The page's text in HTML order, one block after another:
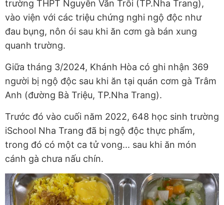
trường THPT Nguyễn Văn Trỗi (TP.Nha Trang),
vào viện với các triệu chứng nghi ngộ độc như
đau bụng, nôn ói sau khi ăn cơm gà bán xung
quanh trường.
Giữa tháng 3/2024, Khánh Hòa có ghi nhận 369
người bị ngộ độc sau khi ăn tại quán cơm gà Trâm
Anh (đường Bà Triệu, TP.Nha Trang).
Trước đó vào cuối năm 2022, 648 học sinh trường
iSchool Nha Trang đã bị ngộ độc thực phẩm,
trong đó có một ca tử vong... sau khi ăn món
cánh gà chưa nấu chín.